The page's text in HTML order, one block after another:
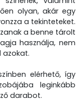
olyan, akár egy
a tekinteteket.
a benne tárolt
használja, nem
azokat.
elérhető, így
leginkább
darabot.